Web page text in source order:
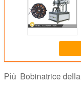
Più Bobinatrice